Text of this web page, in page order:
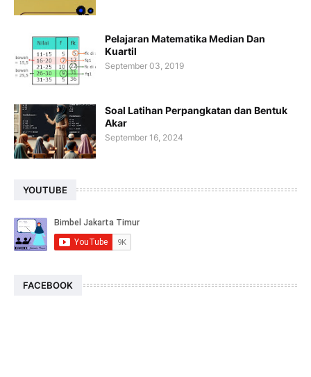
Pelajaran Matematika Median Dan
Kuartil
September 03, 2019
Soal Latihan Perpangkatan dan Bentuk
Akar
September 16, 2024
YOUTUBE
FACEBOOK